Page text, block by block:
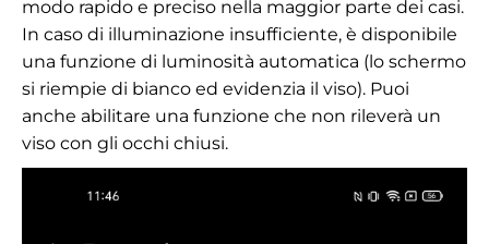
modo rapido e preciso nella maggior parte dei casi.
In caso di illuminazione insufficiente, è disponibile
una funzione di luminosità automatica (lo schermo
si riempie di bianco ed evidenzia il viso). Puoi
anche abilitare una funzione che non rileverà un
viso con gli occhi chiusi.